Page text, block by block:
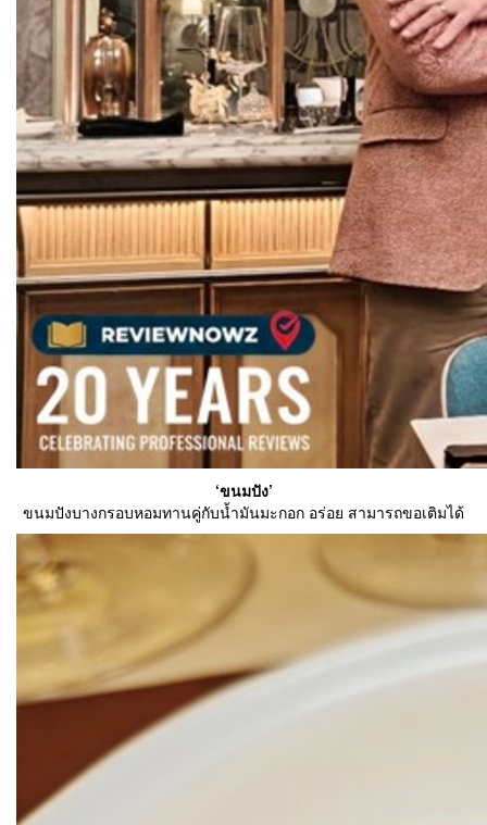
‘ขนมปัง’
ขนมปังบางกรอบหอมทานคู่กับน้ำมันมะกอก อร่อย สามารถขอเติมได้